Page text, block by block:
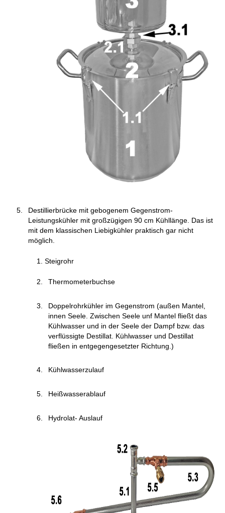
Destillierbrücke mit gebogenem Gegenstrom-
Leistungskühler mit großzügigen 90 cm Kühllänge. Das ist
mit dem klassischen Liebigkühler praktisch gar nicht
möglich.
Steigrohr
Thermometerbuchse
Doppelrohrkühler im Gegenstrom (außen Mantel,
innen Seele. Zwischen Seele unf Mantel fließt das
Kühlwasser und in der Seele der Dampf bzw. das
verflüssigte Destillat. Kühlwasser und Destillat
fließen in entgegengesetzter Richtung.)
Kühlwasserzulauf
Heißwasserablauf
Hydrolat- Auslauf